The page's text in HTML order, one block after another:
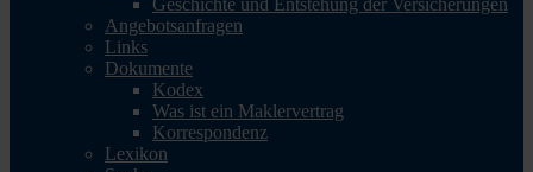
Geschichte und Entstehung der Versicherungen
Angebotsanfragen
Links
Dokumente
Kodex
Was ist ein Maklervertrag
Korrespondenz
Lexikon